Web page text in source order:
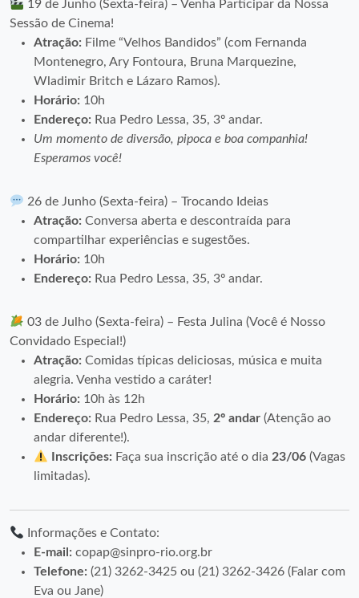
19 de Junho (Sexta-feira) – Venha Participar da Nossa
Sessão de Cinema!
Atração: Filme “Velhos Bandidos” (com Fernanda
Montenegro, Ary Fontoura, Bruna Marquezine,
Wladimir Britch e Lázaro Ramos).
Horário: 10h
Endereço: Rua Pedro Lessa, 35, 3º andar.
Um momento de diversão, pipoca e boa companhia!
Esperamos você!
26 de Junho (Sexta-feira) – Trocando Ideias
Atração: Conversa aberta e descontraída para
compartilhar experiências e sugestões.
Horário: 10h
Endereço: Rua Pedro Lessa, 35, 3º andar.
03 de Julho (Sexta-feira) – Festa Julina (Você é Nosso
Convidado Especial!)
Atração: Comidas típicas deliciosas, música e muita
alegria. Venha vestido a caráter!
Horário: 10h às 12h
Endereço: Rua Pedro Lessa, 35, 2º andar (Atenção ao
andar diferente!).
Inscrições: Faça sua inscrição até o dia 23/06 (Vagas
limitadas).
Informações e Contato:
E-mail: copap@sinpro-rio.org.br
Telefone: (21) 3262-3425 ou (21) 3262-3426 (Falar com
Eva ou Jane)